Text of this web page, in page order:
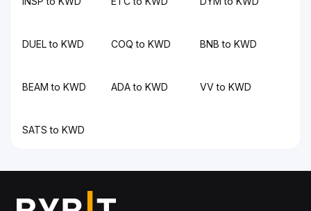
DUEL to KWD COQ to KWD BNB to KWD
BEAM to KWD ADA to KWD VV to KWD
SATS to KWD